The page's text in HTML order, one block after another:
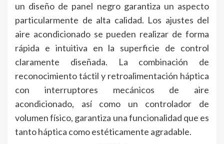
un diseño de panel negro garantiza un aspecto
particularmente de alta calidad. Los ajustes del
aire acondicionado se pueden realizar de forma
rápida e intuitiva en la superficie de control
claramente diseñada. La combinación de
reconocimiento táctil y retroalimentación háptica
con interruptores mecánicos de aire
acondicionado, así como un controlador de
volumen físico, garantiza una funcionalidad que es
tanto háptica como estéticamente agradable.